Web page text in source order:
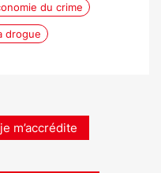
du crime
drogue
m’accrédite